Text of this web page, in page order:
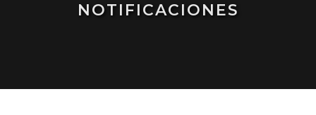
NOTIFICACIONES